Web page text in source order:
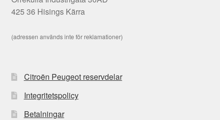
425 36 Hisings Kärra
(adressen används inte för reklamationer)
Citroën Peugeot reservdelar
Integritetspolicy
Betalningar